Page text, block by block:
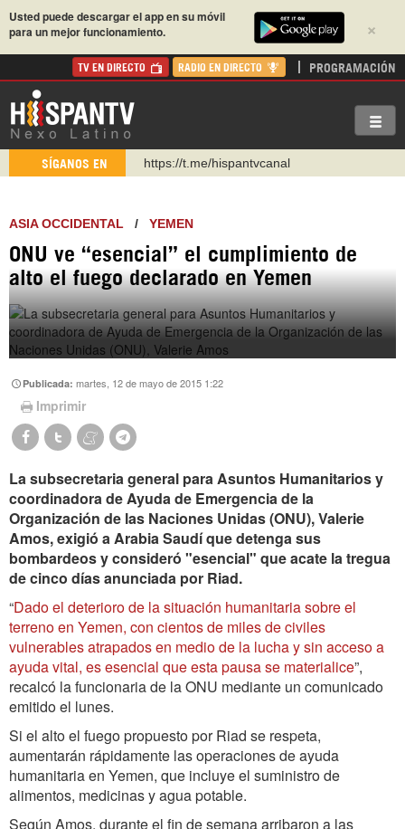
×
Usted puede descargar el app en su móvil
para un mejor funcionamiento.
TV EN DIRECTO RADIO EN DIRECTO PROGRAMACIÓN
SÍGANOS EN https://t.me/hispantvcanal
https://urmedium.com/c/hispantv
Instagram como: hispan_tv
https://www.facebook.com/Nexolatino.Canal
https://www.youtube.com/@nexo_latino
ASIA OCCIDENTAL / YEMEN
ONU ve “esencial” el cumplimiento de
alto el fuego declarado en Yemen
Publicada:martes, 12 de mayo de 2015 1:22
Imprimir
La subsecretaria general para Asuntos Humanitarios y
coordinadora de Ayuda de Emergencia de la
Organización de las Naciones Unidas (ONU), Valerie
Amos, exigió a Arabia Saudí que detenga sus
bombardeos y consideró "esencial" que acate la tregua
de cinco días anunciada por Riad.
“Dado el deterioro de la situación humanitaria sobre el
terreno en Yemen, con cientos de miles de civiles
vulnerables atrapados en medio de la lucha y sin acceso a
ayuda vital, es esencial que esta pausa se materialice”,
recalcó la funcionaria de la ONU mediante un comunicado
emitido el lunes.
Si el alto el fuego propuesto por Riad se respeta,
aumentarán rápidamente las operaciones de ayuda
humanitaria en Yemen, que incluye el suministro de
alimentos, medicinas y agua potable.
Según Amos, durante el fin de semana arribaron a las